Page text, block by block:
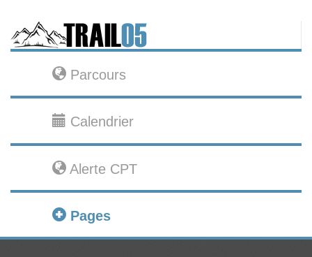
Parcours
Calendrier
Alerte CPT
Pages